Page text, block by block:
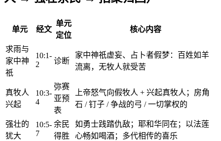
单元 经文
单元
定位
核心内容
求雨与
家中神
祇
10:1-
2
诊断
家中神祇虚妄、占卜者假梦：百姓如羊
流离，无牧人就受苦
真牧人
兴起
10:3-
4
弥赛
亚预
表
上帝怒气向假牧人 + 兴起真牧人；房角
石 / 钉子 / 争战的弓 / 一切掌权的
强壮的
犹大
10:5-
7
余民
得胜
如勇士践踏仇敌；耶和华同在；以法莲
心畅如喝酒；多代相传的喜乐